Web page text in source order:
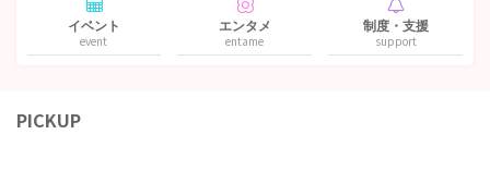
イベント
event
エンタメ
entame
制度・支援
support
PICKUP